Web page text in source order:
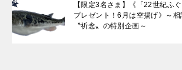
【限定3名さま】《「22世紀ふ
プレゼント！6月は空揚げ》～
〝祈念〟の特別企画～